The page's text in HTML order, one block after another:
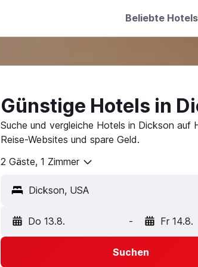
Beliebte Hotels
Günstige Hotels in
Suche und vergleiche Hotels in Dickson auf
Reise-Websites und spare Geld.
2 Gäste, 1 Zimmer
Do 13.8. - Fr 14.8.
Suchen